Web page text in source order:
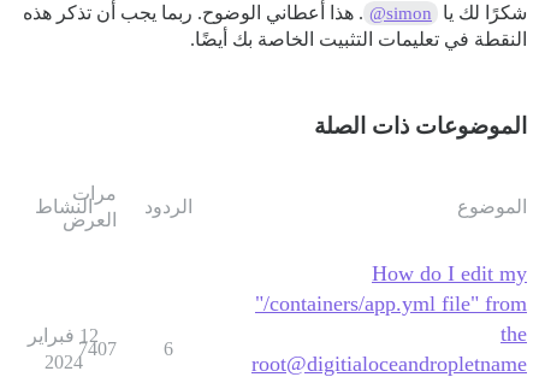
شكرًا لك يا @simon . هذا أعطاني الوضوح. ربما يجب أن تذكر هذه
النقطة في تعليمات التثبيت الخاصة بك أيضًا.
الموضوعات ذات الصلة
الموضوع الردود
مرات
العرض
النشاط
How do I edit my
"/containers/app.yml file" from
the
root@digitialoceandropletname
6
7407
12 فبراير
2024